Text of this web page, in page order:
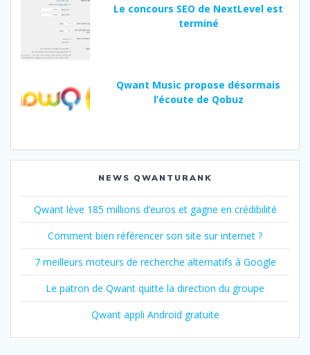
Le concours SEO de NextLevel est
terminé
Qwant Music propose désormais
l’écoute de Qobuz
NEWS QWANTURANK
Qwant lève 185 millions d’euros et gagne en crédibilité
Comment bien référencer son site sur internet ?
7 meilleurs moteurs de recherche alternatifs à Google
Le patron de Qwant quitte la direction du groupe
Qwant appli Android gratuite